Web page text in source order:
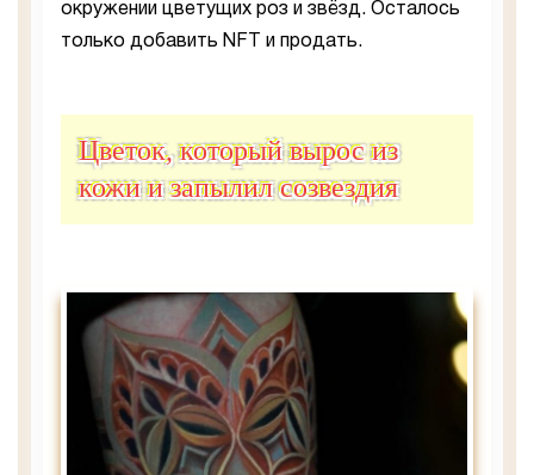
окружении цветущих роз и звёзд. Осталось
только добавить NFT и продать.
Цветок, который вырос из
кожи и запылил созвездия